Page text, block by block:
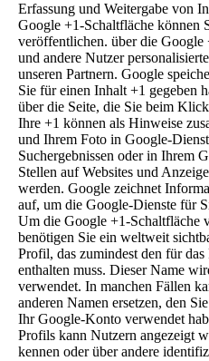
Erfassung und Weitergabe von
Google +1-Schaltfläche können
veröffentlichen. über die Google
und andere Nutzer
unseren Partnern. Google
Sie für einen Inhalt +1 gegeben
über die Seite, die Sie beim
Ihre +1 können als Hinweise
und Ihrem Foto in Google-
Suchergebnissen oder in Ihrem
Stellen auf Websites und
werden. Google zeichnet
auf, um die Google-Dienste für
Um die Google +1-Schaltfläche
benötigen Sie ein weltweit
Profil, das zumindest den für
enthalten muss. Dieser Name
verwendet. In manchen Fällen
anderen Namen ersetzen, den
Ihr Google-Konto verwendet
Profils kann Nutzern angezeigt
kennen oder über andere